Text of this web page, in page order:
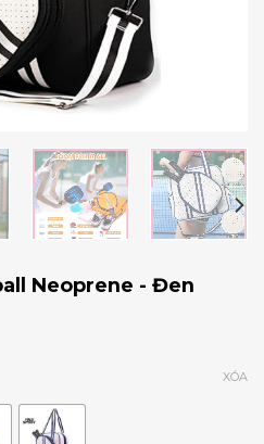
Neoprene - Đen
XÓA